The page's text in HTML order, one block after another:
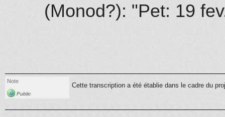
(Monod?): "Pet: 19
Note
Public
Cette transcription a été établie dans le cadre du